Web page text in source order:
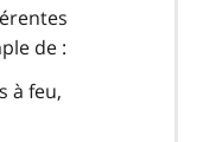
de :
à feu,